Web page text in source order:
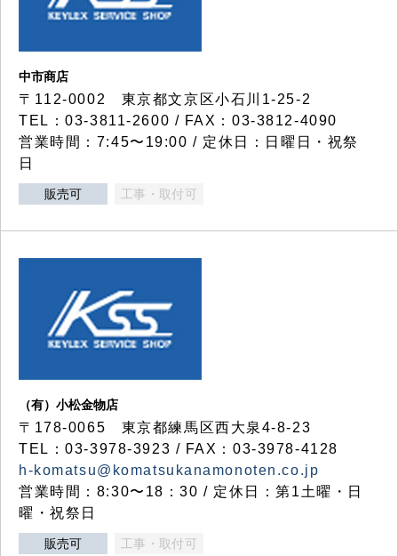
中市商店
〒112-0002 東京都文京区小石川1-25-2
TEL：03-3811-2600 / FAX：03-3812-4090
営業時間：7:45〜19:00 / 定休日：日曜日・祝祭
日
販売可 工事・取付可
（有）小松金物店
〒178-0065 東京都練馬区西大泉4-8-23
TEL：03-3978-3923 / FAX：03-3978-4128
h-komatsu@komatsukanamonoten.co.jp
営業時間：8:30〜18：30 / 定休日：第1土曜・日
曜・祝祭日
販売可 工事・取付可